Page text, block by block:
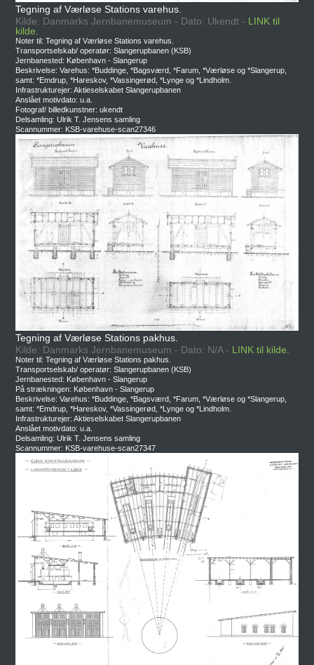
Tegning af Værløse Stations varehus.
Kilde: Danmarks Jernbanemuseum - Dato: Ukendt - LINK til
kilde.
Noter til: Tegning af Værløse Stations varehus.
Transportselskab/ operatør: Slangerupbanen (KSB)
Jernbanested: København - Slangerup
Beskrivelse: Varehus: *Buddinge, *Bagsværd, *Farum, *Værløse og *Slangerup,
samt: *Emdrup, *Hareskov, *Vassingerød, *Lynge og *Lindholm.
Infrastrukturejer: Aktieselskabet Slangerupbanen
Anslået motivdato: u.a.
Fotograf/ billedkunstner: ukendt
Delsamling: Ulrik T. Jensens samling
Scannummer: KSB-varehuse-scan27346
Tegning af Værløse Stations pakhus.
Kilde: Danmarks Jernbanemuseum - Dato: N/A - LINK til kilde.
Noter til: Tegning af Værløse Stations pakhus.
Transportselskab/ operatør: Slangerupbanen (KSB)
Jernbanested: København - Slangerup
På strækningen: København - Slangerup
Beskrivelse: Varehus: *Buddinge, *Bagsværd, *Farum, *Værløse og *Slangerup,
samt: *Emdrup, *Hareskov, *Vassingerød, *Lynge og *Lindholm.
Infrastrukturejer: Aktieselskabet Slangerupbanen
Anslået motivdato: u.a.
Delsamling: Ulrik T. Jensens samling
Scannummer: KSB-varehuse-scan27347